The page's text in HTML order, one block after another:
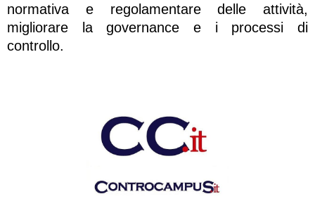
normativa e regolamentare delle attività,
migliorare la governance e i processi di
controllo.